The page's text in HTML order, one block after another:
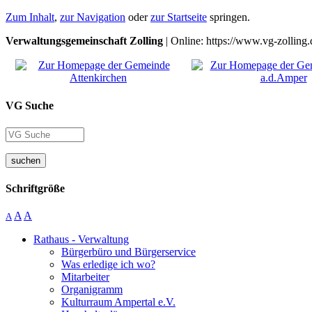
Zum Inhalt, zur Navigation oderzur Startseite springen.
Verwaltungsgemeinschaft Zolling | Online: https://www.vg-
VG Suche
suchen
Schriftgröße
A A A
Rathaus - Verwaltung
Bürgerbüro und Bürgerservice
Was erledige ich wo?
Mitarbeiter
Organigramm
Kulturraum Ampertal e.V.